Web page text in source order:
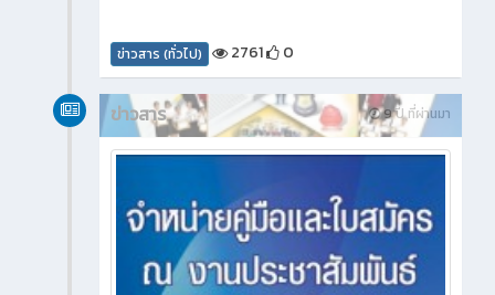
ข่าวสาร (ทั่วไป) 2761 0
9 ปี ที่ผ่านมา
ข่าวสาร